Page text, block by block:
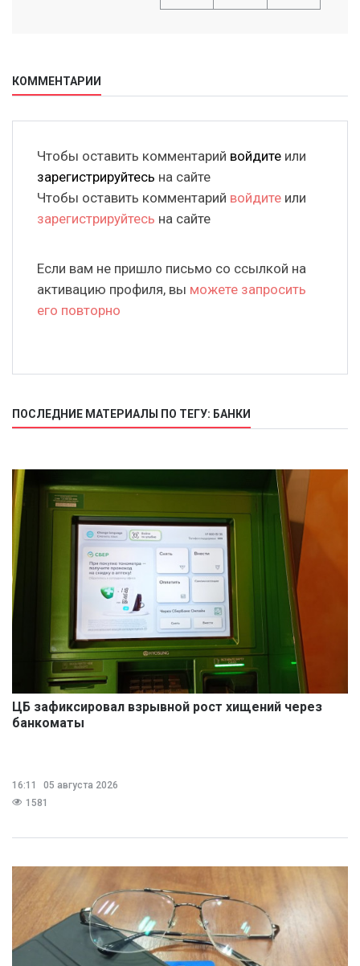
КОММЕНТАРИИ
Чтобы оставить комментарий войдите или
зарегистрируйтесь на сайте
Чтобы оставить комментарий войдите или
зарегистрируйтесь на сайте
Если вам не пришло письмо со ссылкой на
активацию профиля, вы можете запросить
его повторно
ПОСЛЕДНИЕ МАТЕРИАЛЫ ПО ТЕГУ: БАНКИ
ЦБ зафиксировал взрывной рост хищений через
банкоматы
16:11
05 августа 2026
1581